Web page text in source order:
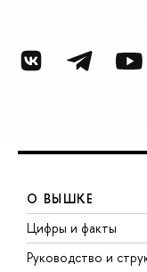
О ВЫШКЕ
Цифры и факты
Руководство и